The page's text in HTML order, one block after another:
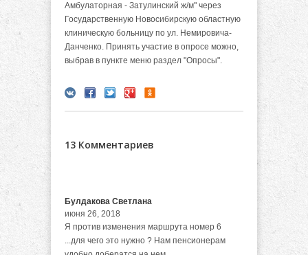
Амбулаторная - Затулинский ж/м" через
Государственную Новосибирскую областную
клиническую больницу по ул. Немировича-
Данченко. Принять участие в опросе можно,
выбрав в пункте меню раздел "Опросы".
13 Комментариев
Булдакова Светлана
июня 26, 2018
Я против изменения маршрута номер 6
...для чего это нужно ? Нам пенсионерам